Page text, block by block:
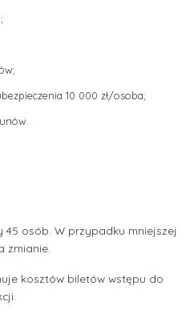
10 000 zł/osoba;
osób. W przypadku mniejszej
zmianie.
kosztów biletów wstępu do